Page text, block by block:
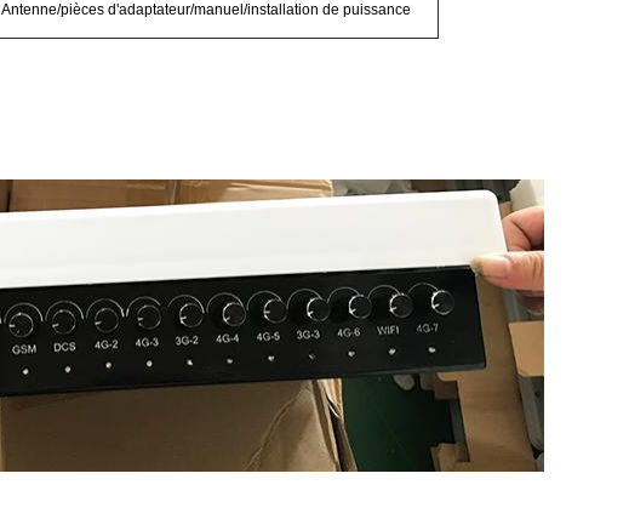
Antenne/pièces d'adaptateur/manuel/installation de puissance